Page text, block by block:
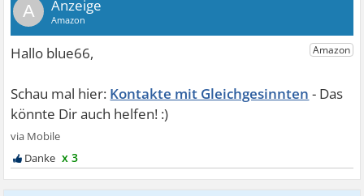
A
Kontakte mit Gleichgesinnten
x 3